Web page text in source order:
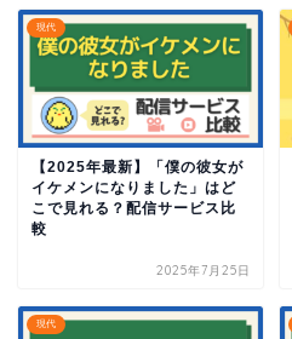
現代
【2025年最新】「僕の彼女が
イケメンになりました」はど
こで見れる？配信サービス比
較
2025年7月25日
現代